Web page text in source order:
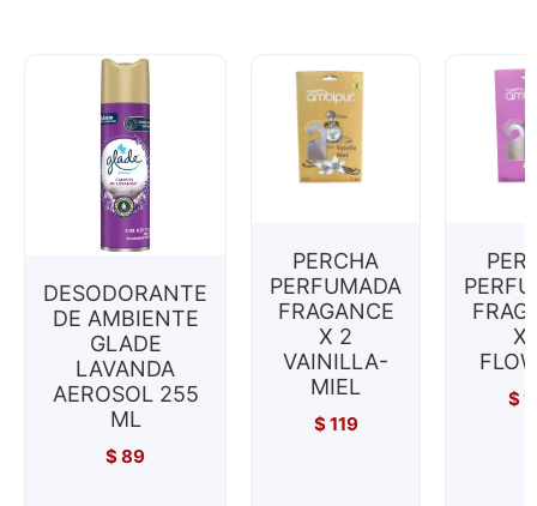
DESODORANTE
DE AMBIENTE
GLADE
LAVANDA
AEROSOL 255
ML
$89
PERCHA
PERFUMADA
FRAGANCE
X 2
VAINILLA-
MIEL
$119
X
$